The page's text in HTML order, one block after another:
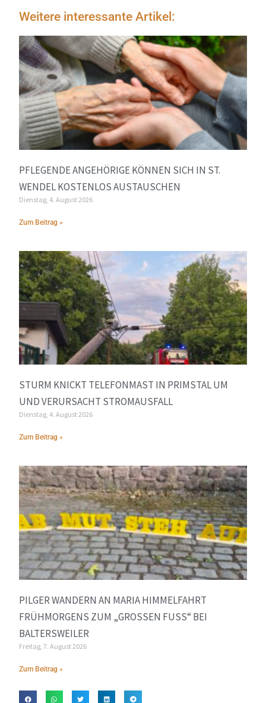
Weitere interessante Artikel:
PFLEGENDE ANGEHÖRIGE KÖNNEN SICH IN ST.
WENDEL KOSTENLOS AUSTAUSCHEN
Dienstag, 4. August 2026
Zum Beitrag »
STURM KNICKT TELEFONMAST IN PRIMSTAL UM
UND VERURSACHT STROMAUSFALL
Dienstag, 4. August 2026
Zum Beitrag »
PILGER WANDERN AN MARIA HIMMELFAHRT
FRÜHMORGENS ZUM „GROSSEN FUSS“ BEI BA
LTERSWEILER
Freitag, 7. August 2026
Zum Beitrag »